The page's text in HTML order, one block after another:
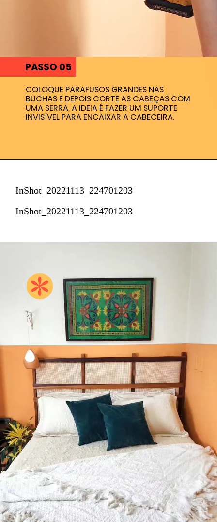
COLOQUE PARAFUSOS GRANDES NAS
BUCHAS E DEPOIS CORTE AS CABEÇAS COM
UMA SERRA. A IDEIA É FAZER UM SUPORTE
INVISÍVEL PARA ENCAIXAR A CABECEIRA.
PASSO 05
InShot_20221113_224701203
InShot_20221113_224701203